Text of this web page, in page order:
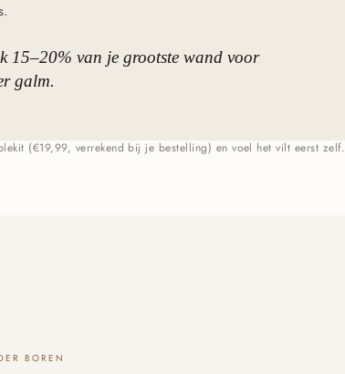
15–20% van je grootste wand voor
galm.
(€19,99, verrekend bij je bestelling) en voel het vilt eerst zelf.
BOREN